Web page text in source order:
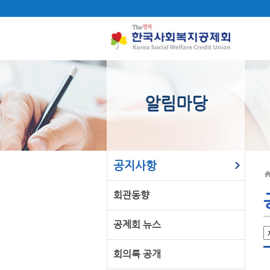
알림마당
공지사항
회관동향
공제회 뉴스
회의록 공개